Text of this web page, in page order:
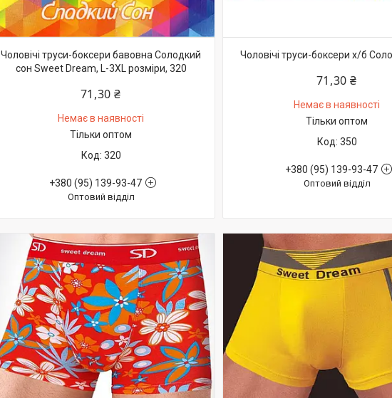
Чоловічі труси-боксери бавовна Солодкий
сон Sweet Dream, L-3XL розміри, 320
71,30 ₴
Немає в наявності
Тільки оптом
320
+380 (95) 139-93-47
Оптовий відділ
Чоловічі труси-боксери х/б
71,30 ₴
Немає в наявності
Тільки оптом
350
+380 (95) 139-93-47
Оптовий відділ